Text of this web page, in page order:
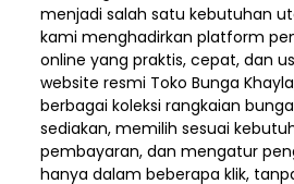
menjadi salah satu kebutuhan
kami menghadirkan platform
online yang praktis, cepat, dan
website resmi Toko Bunga
berbagai koleksi rangkaian
sediakan, memilih sesuai
pembayaran, dan mengatur
hanya dalam beberapa klik,